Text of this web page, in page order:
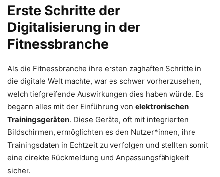
Erste Schritte der
Digitalisierung in der
Fitnessbranche
Als die Fitnessbranche ihre ersten zaghaften Schritte in
die digitale Welt machte, war es schwer vorherzusehen,
welch tiefgreifende Auswirkungen dies haben würde. Es
begann alles mit der Einführung von elektronischen
Trainingsgeräten. Diese Geräte, oft mit integrierten
Bildschirmen, ermöglichten es den Nutzer*innen, ihre
Trainingsdaten in Echtzeit zu verfolgen und stellten somit
eine direkte Rückmeldung und Anpassungsfähigkeit
sicher.